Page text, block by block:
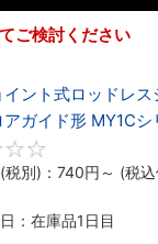
ご検討ください
イント式ロッドレス
アガイド形 MY1Cシ
別)： 740円 ～ (税込
：在庫品1日目